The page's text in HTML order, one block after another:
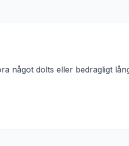
något dolts eller bedragligt